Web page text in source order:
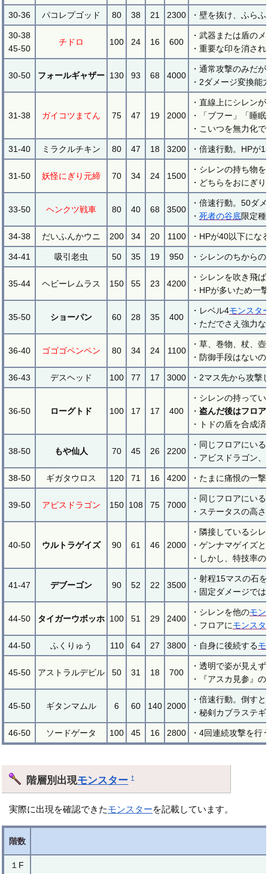
30-36 パコレプゴッド 80 38 21 2300 ・壁を抜け、ふら
30-38
45-50
チドロ 100 24 16 600
・武器または盾の
・重要な印を消さ
30-50 フォールギャザー 130 93 68 4000
・通常攻撃のみだ
・2ダメージ変換
31-38 ガイコツまてん 75 47 19 2000
・直線上にシレン
・「ブフー」「睡
・こいつを無力化
31-40 ミラクルチキン 80 47 18 3200 ・倍速行動。HPが
31-50 妖怪にぎり元締 70 34 24 1500
・シレンの持ち物
・どちらをおにぎ
33-50 ヘンクツ戦車 80 40 68 3500
・倍速行動。50ダ
・ 死者の谷底限定
34-38 だいふんかウニ 200 34 20 1100 ・HPが40以下にな
34-41 吸引老虫 50 35 19 950 ・シレンのちから
35-44 ヘビーレムラス 150 55 23 4200
・シレンを吹き飛
・HPが多いため一
35-50 ショーパン 60 28 35 400
・レベル4モンスタ
・ただでさえ強力
36-40 ゴゴゴペンペン 80 34 24 1100
・草、巻物、杖、壺
・防御手段はない
36-43 デスヘッド 100 77 17 3000 ・2マス先から攻撃
36-50 ローグトド 100 17 17 400
・シレンの持ってい
・ 盗んだ後はフロ
・トドの盾を合成
38-50 もや仙人 70 45 26 2200
・同じフロアにい
・アビスドラゴン
38-50 ギガタウロス 120 71 16 4200 ・たまに痛恨の一
39-50 アビスドラゴン 150 108 75 7000
・同じフロアにい
・ステータスの高
40-50 ウルトラゲイズ 90 61 46 2000
・隣接しているシ
・ゲンナマゲイズ
・しかし、特技率
41-47 デブーゴン 90 52 22 3500
・射程15マスの石
・固定ダメージで
44-50 タイガーウボッホ 100 51 29 2400
・シレンを他のモン
・フロアにモンスタ
44-50 ふくりゅう 110 64 27 3800 ・自身に後続する
45-50 アストラルデビル 50 31 18 700
・透明で姿が見え
・『アスカ見参』
45-50 ギタンマムル 6 60 140 2000
・倍速行動。倒す
・秘剣カブラステ
46-50 ソードゲータ 100 45 16 2800 ・4回連続攻撃を
階層別出現モンスター †
実際に出現を確認できたモンスターを記載しています。
階数
１F